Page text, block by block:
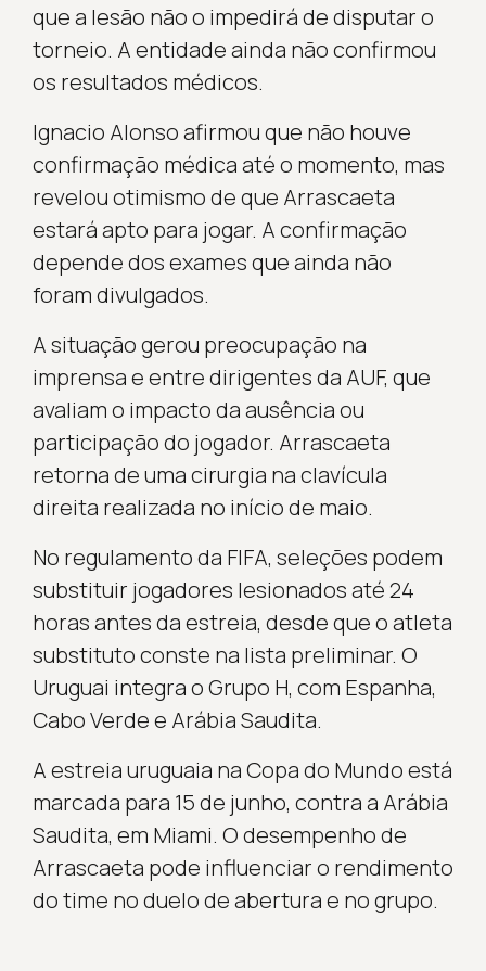
que a lesão não o impedirá de disputar o
torneio. A entidade ainda não confirmou
os resultados médicos.
Ignacio Alonso afirmou que não houve
confirmação médica até o momento, mas
revelou otimismo de que Arrascaeta
estará apto para jogar. A confirmação
depende dos exames que ainda não
foram divulgados.
A situação gerou preocupação na
imprensa e entre dirigentes da AUF, que
avaliam o impacto da ausência ou
participação do jogador. Arrascaeta
retorna de uma cirurgia na clavícula
direita realizada no início de maio.
No regulamento da FIFA, seleções podem
substituir jogadores lesionados até 24
horas antes da estreia, desde que o atleta
substituto conste na lista preliminar. O
Uruguai integra o Grupo H, com Espanha,
Cabo Verde e Arábia Saudita.
A estreia uruguaia na Copa do Mundo está
marcada para 15 de junho, contra a Arábia
Saudita, em Miami. O desempenho de
Arrascaeta pode influenciar o rendimento
do time no duelo de abertura e no grupo.